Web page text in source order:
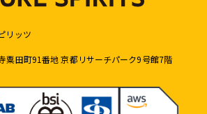
リッツ
粟田町91番地 京都リサーチパーク9号館7階